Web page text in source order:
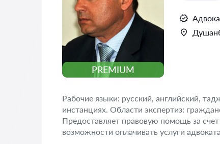
PREMIUM
Рабочие языки: русский, английский,
инстанциях. Области экспертиз:
Предоставляет правовую помощь за
возможности оплачивать услуги